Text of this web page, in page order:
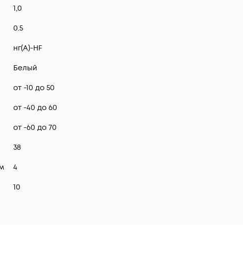
1,0
0.5
нг(А)-HF
Белый
от -10 до 50
от -40 до 60
от -60 до 70
38
4
10